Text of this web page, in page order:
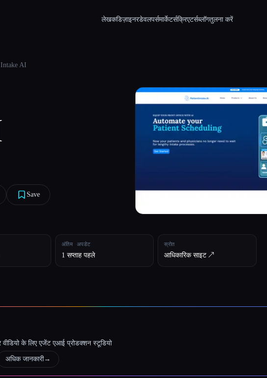
लेखकडिज़ाइनरडेवलपर्समार्केटर्सक्रिएटर्सब्लॉगतुलना करें
AI
Save
अंतिम अपडेट
1 सप्ताह पहले
स्रोत
आधिकारिक साइट ↗︎
के लिए एजेंट एआई प्रोडक्शन स्टूडियो
अधिक जानकारी→